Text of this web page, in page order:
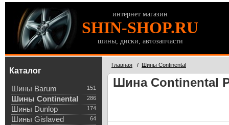
интернет магазин
SHIN-SHOP.RU
шины, диски, автозапчасти
Каталог
151
Шины Barum
286
Шины Continental
174
Шины Dunlop
64
Шины Gislaved
Главная / Шины Continental
Шина Continental